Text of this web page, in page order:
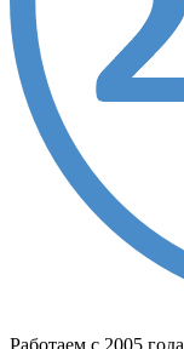
Работаем с 2005 года